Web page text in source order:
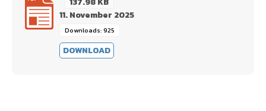
11. November 2025
Downloads: 925
DOWNLOAD